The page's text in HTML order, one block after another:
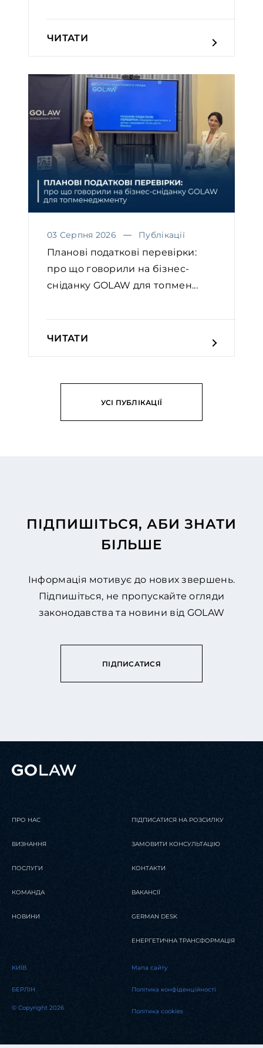
ЧИТАТИ
03 Серпня 2026 Публікації
Планові податкові перевірки:
про що говорили на бізнес-
сніданку GOLAW для топмен...
ЧИТАТИ
УСІ ПУБЛІКАЦІЇ
ПІДПИШІТЬСЯ, АБИ ЗНАТИ
БІЛЬШЕ
Інформація мотивує до нових звершень.
Підпишіться, не пропускайте огляди
законодавства та новини від GOLAW
ПІДПИСАТИСЯ
ПРО НАС
ВИЗНАННЯ
ПОСЛУГИ
КОМАНДА
НОВИНИ
ПІДПИСАТИСЯ НА РОЗСИЛКУ
ЗАМОВИТИ КОНСУЛЬТАЦІЮ
КОНТАКТИ
ВАКАНСІЇ
GERMAN DESK
ЕНЕРГЕТИЧНА ТРАНСФОРМАЦІЯ
KИЇВ
БЕРЛІН
© Copyright 2026
Мапа сайту
Політика конфіденційності
Політика cookies